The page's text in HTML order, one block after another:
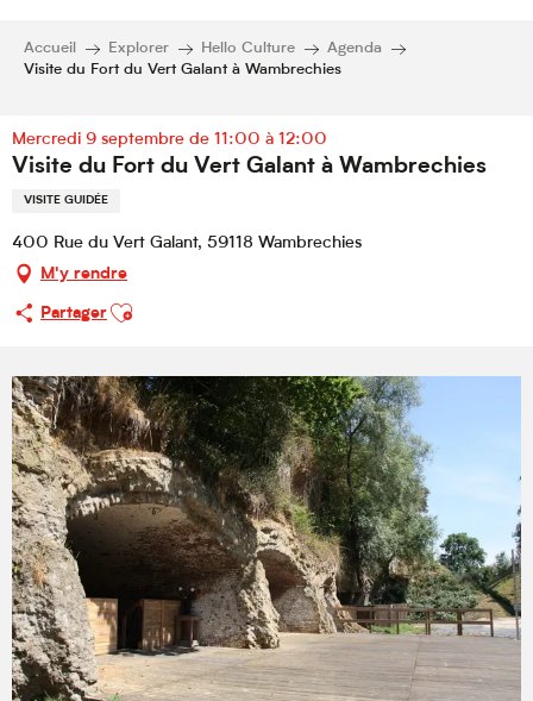
Accueil Explorer Hello Culture
Agenda
Visite du Fort du Vert Galant à Wambrechies
Mercredi 9 septembre de 11:00 à 12:00
Visite du Fort du Vert Galant à Wambrechies
VISITE GUIDÉE
400 Rue du Vert Galant, 59118 Wambrechies
M'y rendre
Partager
Ajouter aux favoris